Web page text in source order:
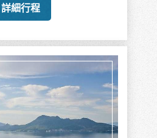
詳細行程